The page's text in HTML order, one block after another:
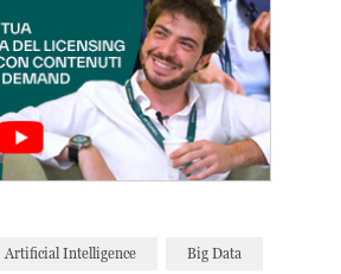
Artificial Intelligence Big Data